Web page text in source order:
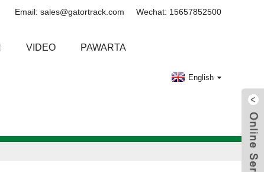
Email: sales@gatortrack.com Wechat: 15657852500
VIDEO PAWARTA
English